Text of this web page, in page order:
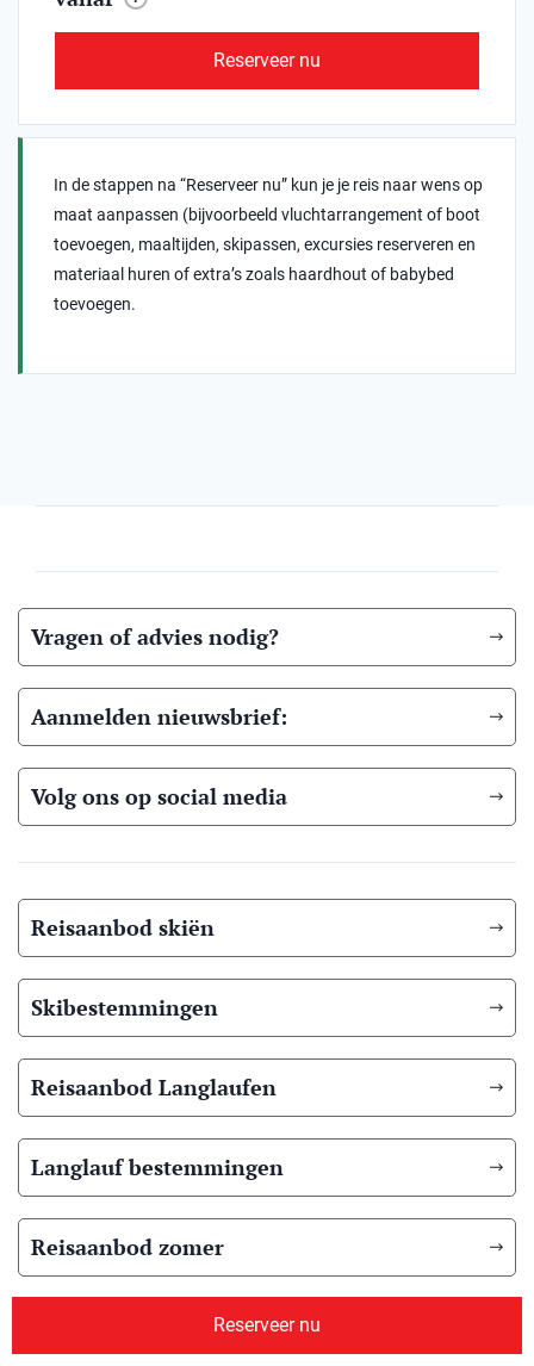
Reserveer nu
In de stappen na “Reserveer nu” kun je je reis naar wens op
maat aanpassen (bijvoorbeeld vluchtarrangement of boot
toevoegen, maaltijden, skipassen, excursies reserveren en
materiaal huren of extra’s zoals haardhout of babybed
toevoegen.
Reserveer nu
Vragen of advies nodig?
Aanmelden nieuwsbrief:
Volg ons op social media
Reisaanbod skiën
Skibestemmingen
Reisaanbod Langlaufen
Langlauf bestemmingen
Reisaanbod zomer
Overig reisaanbod